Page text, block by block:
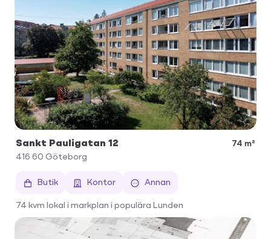
Sankt Pauligatan 12
74 m²
416 60 Göteborg
Butik Kontor Annan
74 kvm lokal i markplan i populära Lunden